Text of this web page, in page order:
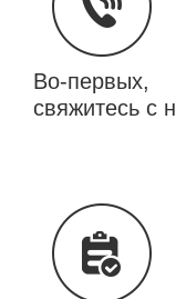
Во-первых,
свяжитесь с